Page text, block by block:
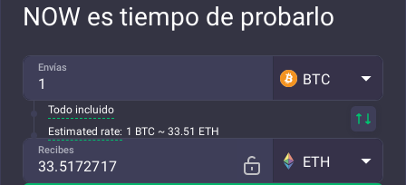
NOW es tiempo de probarlo
Envías
BTC
Recibes
ETH
Todo incluido
Estimated rate: 1 BTC ~ 33.51 ETH